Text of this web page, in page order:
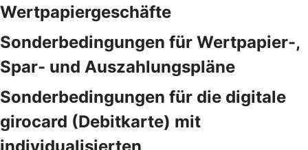
Wertpapiergeschäfte
Sonderbedingungen für Wertpapier-,
Spar- und Auszahlungspläne
Sonderbedingungen für die digitale
girocard (Debitkarte) mit